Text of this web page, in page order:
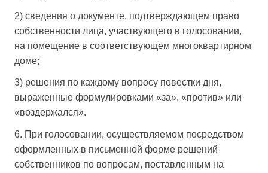
2) сведения о документе, подтверждающем право
собственности лица, участвующего в голосовании,
на помещение в соответствующем многоквартирном
доме;
3) решения по каждому вопросу повестки дня,
выраженные формулировками «за», «против» или
«воздержался».
6. При голосовании, осуществляемом посредством
оформленных в письменной форме решений
собственников по вопросам, поставленным на